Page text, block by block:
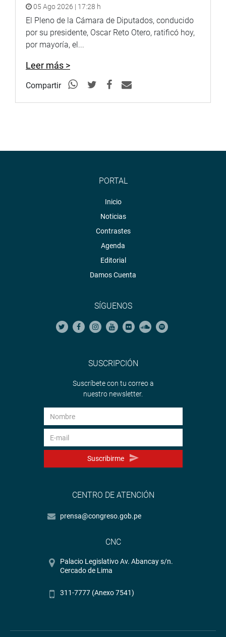
05 Ago 2026 | 17:28 h
El Pleno de la Cámara de Diputados, conducido
por su presidente, Oscar Reto Otero, ratificó hoy,
por mayoría, el...
Leer más >
Compartir
PORTAL
Inicio
Noticias
Contrastes
Agenda
Editorial
Damos Cuenta
SÍGUENOS
SUSCRIPCIÓN
Suscríbete con tu correo a
nuestro newsletter.
Suscribirme
CENTRO DE ATENCIÓN
prensa@congreso.gob.pe
CNC
Palacio Legislativo Av. Abancay s/n.
Cercado de Lima
311-7777 (Anexo 7541)